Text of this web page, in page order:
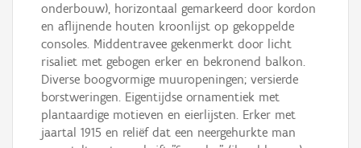
onderbouw), horizontaal gemarkeerd door kordon
en aflijnende houten kroonlijst op gekoppelde
consoles. Middentravee gekenmerkt door licht
risaliet met gebogen erker en bekronend balkon.
Diverse boogvormige muuropeningen; versierde
borstweringen. Eigentijdse ornamentiek met
plantaardige motieven en eierlijsten. Erker met
jaartal 1915 en reliëf dat een neergehurkte man